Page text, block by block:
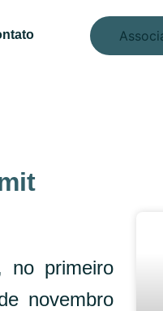
no primeiro
novembro